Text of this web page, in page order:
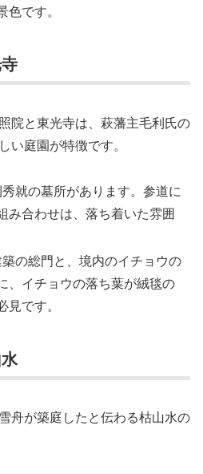
です。
院と東光寺は、萩藩主毛利氏の
い庭園が特徴です。
就の墓所があります。参道に
み合わせは、落ち着いた雰囲
の総門と、境内のイチョウの
、イチョウの落ち葉が絨毯の
です。
舟が築庭したと伝わる枯山水の